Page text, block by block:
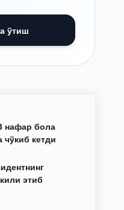
ўтиш
нафар бола
кетди
этиб